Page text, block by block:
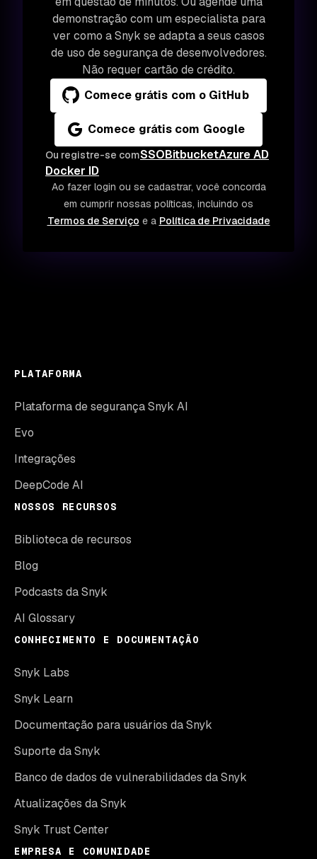
demonstração com um especialista para
ver como a Snyk se adapta a seus casos
de uso de segurança de desenvolvedores.
Não requer cartão de crédito.
Comece grátis com o GitHub
Comece grátis com Google
Ou registre-se comSSOBitbucketAzure AD
Docker ID
Ao fazer login ou se cadastrar, você concorda
em cumprir nossas políticas, incluindo os
Termos de Serviço e a Política de Privacidade
PLATAFORMA
Plataforma de segurança Snyk AI
Evo
Integrações
DeepCode AI
NOSSOS RECURSOS
Biblioteca de recursos
Blog
Podcasts da Snyk
AI Glossary
CONHECIMENTO E DOCUMENTAÇÃO
Snyk Labs
Snyk Learn
Documentação para usuários da Snyk
Suporte da Snyk
Banco de dados de vulnerabilidades da Snyk
Atualizações da Snyk
Snyk Trust Center
EMPRESA E COMUNIDADE